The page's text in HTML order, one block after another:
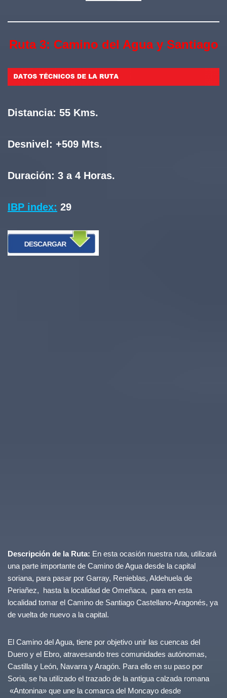
Ruta 3: Camino del Agua y Santiago
Distancia: 55 Kms.
Desnivel: +509 Mts.
Duración: 3 a 4 Horas.
IBP index: 29
Descripción de la Ruta: En esta ocasión nuestra ruta, utilizará
una parte importante de Camino de Agua desde la capital
soriana, para pasar por Garray, Renieblas, Aldehuela de
Periañez, hasta la localidad de Omeñaca, para en esta
localidad tomar el Camino de Santiago Castellano-Aragonés, ya
de vuelta de nuevo a la capital.
El Camino del Agua, tiene por objetivo unir las cuencas del
Duero y el Ebro, atravesando tres comunidades autónomas,
Castilla y León, Navarra y Aragón. Para ello en su paso por
Soria, se ha utilizado el trazado de la antigua calzada romana
«Antonina» que une la comarca del Moncayo desde